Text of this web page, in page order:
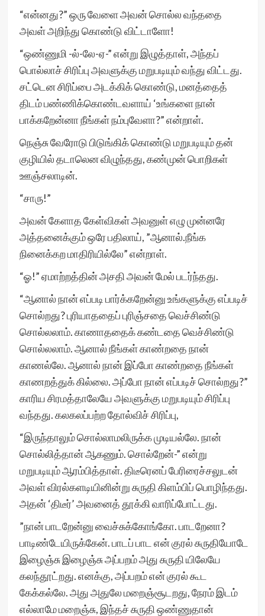
“என்னது?” ஒரு வேளை அவன் சொல்ல வந்ததை
அவள் அறிந்து கொண்டு விட்டாளோ!
“ஒண்ணுமி -ல்-லே-ஏ-” என்று இழுத்தாள், அந்தப்
பொல்லாச் சிரிப்பு அவளுக்கு மறுபடியும் வந்து விட்டது.
சட்டென சிரிப்பை அடக்கிக் கொண்டு, மனத்தைத்
திடம் பண்ணிக்கொண்டவளாய் ‘உங்களை நான்
பாக்கறேன்னா நீங்கள் நம்புவேளா?” என்றாள்.
நெஞ்சு வேரோடு பிடுங்கிக் கொண்டு மறுபடியும் தன்
குழியில் தடாலென விழுந்தது, கண்முன் பொறிகள்
ஊஞ்சலாடின்.
“சாரு!”
அவன் கேளாத கேள்விகள் அவனுள் எழு முன்னரே
அத்தனைக்கும் ஒரே பதிலாய், ”ஆனால்.நீங்க
நினைக்கற மாதிரியில்லே” என்றாள்.
“ஓ!” ஏமாற்றத்தின் அசதி அவன் மேல் படர்ந்தது.
“ஆனால் நான் எப்படி பார்க்கறேன்னு உங்களுக்கு எப்படிச்
சொல்றது? புரியாததைப் புரிஞ்சதை வெச்சிண்டு
சொல்லலாம். காணாததைக் கண்டதை வெச்சிண்டு
சொல்லலாம். ஆனால் நீங்கள் காண்றதை நான்
காணல்லே. ஆனால் நான் இப்போ காண்றதை நீங்கள்
காணறத்துக் கில்லை. அப்போ நான் எப்படிச் சொல்றது?”
காரிய சிரமத்தாலேயே அவளுக்கு மறுபடியும் சிரிப்பு
வந்தது. கலகலப்பற்ற தோல்விச் சிரிப்பு,
“இருந்தாலும் சொல்லாமலிருக்க முடியல்லே. நான்
சொல்லித்தான் ஆகணும். சொல்றேன்-” என்று
மறுபடியும் ஆரம்பித்தாள். திடீரெனப் பேரிரைச்சலுடன்
அவள் விரல்களடியினின்று சுருதி கிளம்பிப் பொழிந்தது.
அதன் ‘திடீர்’ அவனைத் தூக்கி வாரிப்போட்டது.
”நான் பாடறேன்னு வைச்சுக்கோங்கோ. பாடறேனா?
பாடிண்டேயிருக்கேன். பாடப் பாட என் குரல் சுருதியோடே
இழைஞ்சு இழைஞ்சு அப்பறம் அது சுருதி யிலேயே
கலந்தூட்றது. எனக்கு, அப்பறம் என் குரல் கூட
கேக்கல்லே. அது அதுலே மறைஞ்சூடறது, நேரம் இடம்
எல்லாமே மறைஞ்சு, இந்தச் சுருதி ஒண்ணுதான்